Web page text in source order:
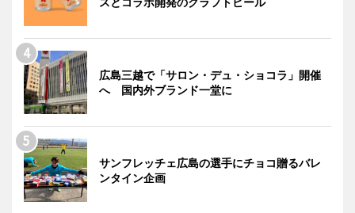
広島三越で「サロン・デュ・ショコラ」開催
へ 国内外ブランド一堂に
サンフレッチェ広島の選手にチョコ贈るバレ
ンタイン企画